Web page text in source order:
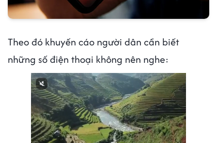
Theo đó khuyến cáo người dân cần biết
những số điện thoại không nên nghe: